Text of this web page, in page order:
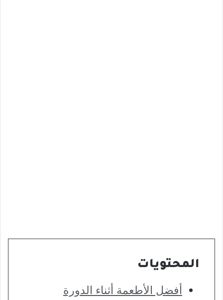
المحتويات
أفضل الأطعمة أثناء الدورة